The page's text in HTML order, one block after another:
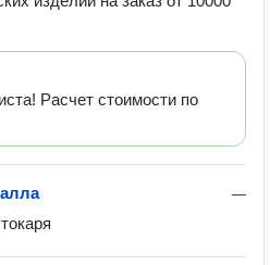
Расчет стоимости по
—